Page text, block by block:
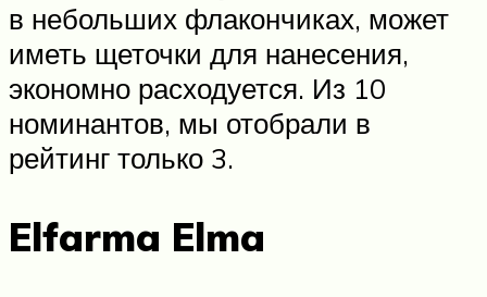
в небольших флакончиках, может
иметь щеточки для нанесения,
экономно расходуется. Из 10
номинантов, мы отобрали в
рейтинг только 3.
Elfarma Elma